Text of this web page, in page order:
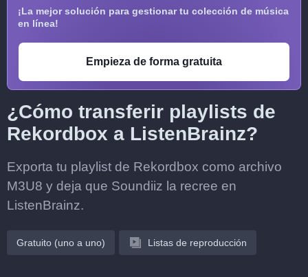
¡La mejor solución para gestionar tu colección de música
en línea!
Empieza de forma gratuita
¿Cómo transferir playlists de
Rekordbox a ListenBrainz?
Exporta tu playlist de Rekordbox como archivo
M3U8 y deja que Soundiiz la recree en
ListenBrainz.
Gratuito (uno a uno) Listas de reproducción